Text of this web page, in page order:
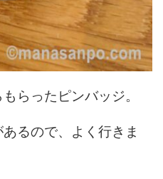
らったピンバッジ。
るので、よく行きま